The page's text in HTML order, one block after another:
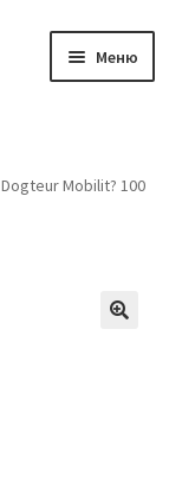
Меню
Dogteur Mobilit? 100